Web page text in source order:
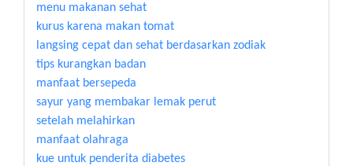
menu makanan sehat
kurus karena makan tomat
langsing cepat dan sehat berdasarkan zodiak
tips kurangkan badan
manfaat bersepeda
sayur yang membakar lemak perut
setelah melahirkan
manfaat olahraga
kue untuk penderita diabetes